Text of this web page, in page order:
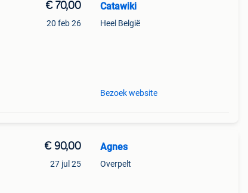
€ 70,00
20 feb 26
Catawiki
Heel België
Bezoek website
€ 90,00
27 jul 25
Agnes
Overpelt